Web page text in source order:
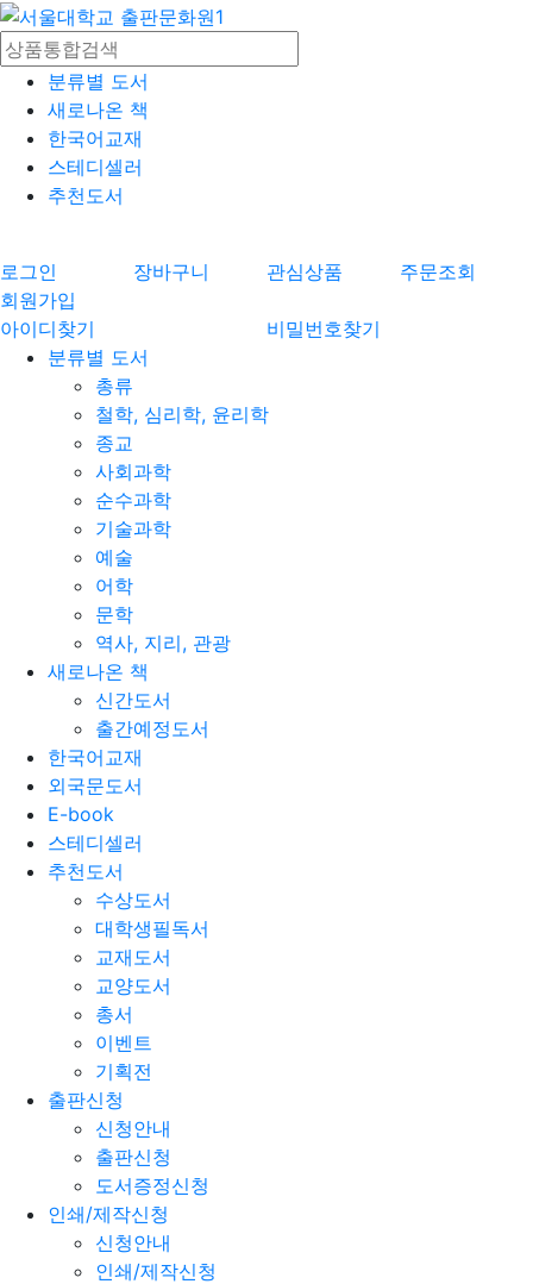
분류별 도서
새로나온 책
한국어교재
스테디셀러
추천도서
로그인 장바구니 관심상품
주문조회
회원가입
아이디찾기
비밀번호찾기
분류별 도서
총류
철학, 심리학, 윤리학
종교
사회과학
순수과학
기술과학
예술
어학
문학
역사, 지리, 관광
새로나온 책
신간도서
출간예정도서
한국어교재
외국문도서
E-book
스테디셀러
추천도서
수상도서
대학생필독서
교재도서
교양도서
총서
이벤트
기획전
출판신청
신청안내
출판신청
도서증정신청
인쇄/제작신청
신청안내
인쇄/제작신청